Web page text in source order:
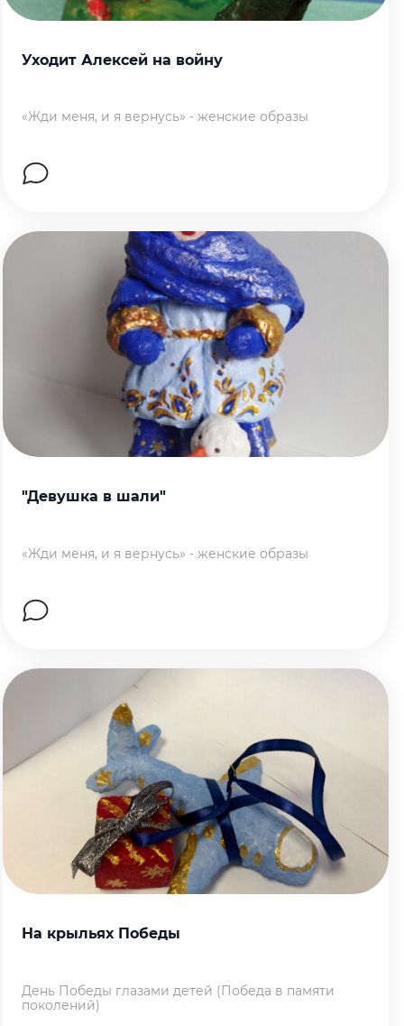
Уходит Алексей на войну
«Жди меня, и я вернусь» - женские образы
"Девушка в шали"
«Жди меня, и я вернусь» - женские образы
На крыльях Победы
День Победы глазами детей (Победа в памяти
поколений)